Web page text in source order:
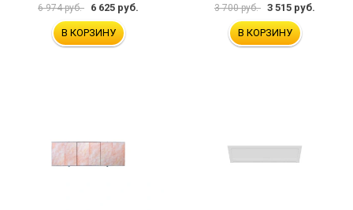
6 974 руб. 6 625 руб.
В КОРЗИНУ
3 700 руб. 3 515 руб.
В КОРЗИНУ